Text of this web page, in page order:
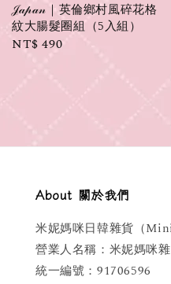
𝒥𝒶𝓅𝒶𝓃｜英倫鄉村風碎花格
紋大腸髮圈組（5入組）
Regular
NT$ 490
About 關於我們
米妮媽咪日韓雜貨（
營業人名稱：米妮媽咪
統一編號：91706596